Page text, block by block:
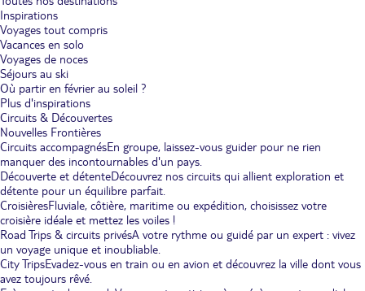
Inspirations
Voyages tout compris
Vacances en solo
Voyages de noces
Séjours au ski
Où partir en février au soleil ?
Plus d'inspirations
Circuits & Découvertes
Nouvelles Frontières
Circuits accompagnésEn groupe, laissez-vous guider pour ne rien
manquer des incontournables d'un pays.
Découverte et détenteDécouvrez nos circuits qui allient exploration et
détente pour un équilibre parfait.
CroisièresFluviale, côtière, maritime ou expédition, choisissez votre
croisière idéale et mettez les voiles !
Road Trips & circuits privésA votre rythme ou guidé par un expert : vivez
un voyage unique et inoubliable.
City TripsEvadez-vous en train ou en avion et découvrez la ville dont vous
avez toujours rêvé.